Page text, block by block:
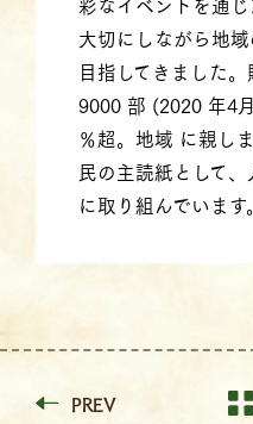
大切にしながら地
目指してきました
9000 部 (2020 年4
％超。地域 に親し
民の主読紙として
に取り組んでいます。
PREV